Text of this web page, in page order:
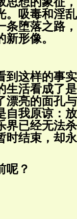
。吸毒和淫
条堕落之路
形像。
到这样的事
生活看成了
漂亮的面孔
自我原谅：
界已经无法
时结束，却
呢？